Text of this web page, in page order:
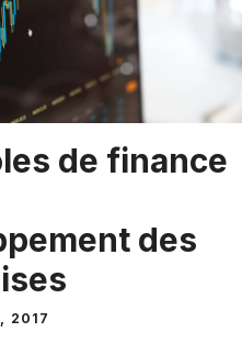
de finance
des
2017